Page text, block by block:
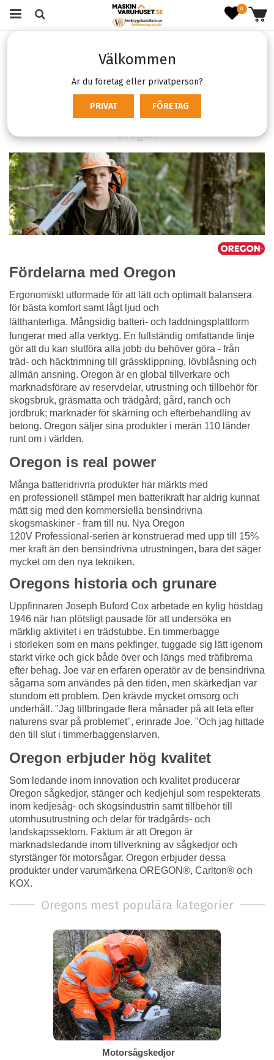
0
Välkommen
Är du företag eller privatperson?
PRIVAT FÖRETAG
Oregon
Fördelarna med Oregon
Ergonomiskt utformade för att lätt och optimalt balansera
för bästa komfort samt lågt ljud och
lätthanterliga. Mångsidig batteri- och laddningsplattform
fungerar med alla verktyg. En fullständig omfattande linje
gör att du kan slutföra alla jobb du behöver göra - från
träd- och häcktrimning till grässklippning, lövblåsning och
allmän ansning. Oregon är en global tillverkare och
marknadsförare av reservdelar, utrustning och tillbehör för
skogsbruk, gräsmatta och trädgård; gård, ranch och
jordbruk; marknader för skärning och efterbehandling av
betong. Oregon säljer sina produkter i merän 110 länder
runt om i världen.
Oregon is real power
Många batteridrivna produkter har märkts med
en professionell stämpel men batterikraft har aldrig kunnat
mätt sig med den kommersiella bensindrivna
skogsmaskiner - fram till nu. Nya Oregon
120V Professional-serien är konstruerad med upp till 15%
mer kraft än den bensindrivna utrustningen, bara det säger
mycket om den nya tekniken.
Oregons historia och grunare
Uppfinnaren Joseph Buford Cox arbetade en kylig höstdag
1946 när han plötsligt pausade för att undersöka en
märklig aktivitet i en trädstubbe. En timmerbagge
i storleken som en mans pekfinger, tuggade sig lätt igenom
starkt virke och gick både över och längs med träfibrerna
efter behag. Joe var en erfaren operatör av de bensindrivna
sågarna som användes på den tiden, men skärkedjan var
stundom ett problem. Den krävde mycket omsorg och
underhåll. "Jag tillbringade flera månader på att leta efter
naturens svar på problemet", erinrade Joe. "Och jag hittade
den till slut i timmerbaggenslarven.
Oregon erbjuder hög kvalitet
Som ledande inom innovation och kvalitet producerar
Oregon sågkedjor, stänger och kedjehjul som respekterats
inom kedjesåg- och skogsindustrin samt tillbehör till
utomhusutrustning och delar för trädgårds- och
landskapssektorn. Faktum är att Oregon är
marknadsledande inom tillverkning av sågkedjor och
styrstänger för motorsågar. Oregon erbjuder dessa
produkter under varumärkena OREGON®, Carlton® och
KOX.
Oregons mest populära kategorier
Motorsågskedjor